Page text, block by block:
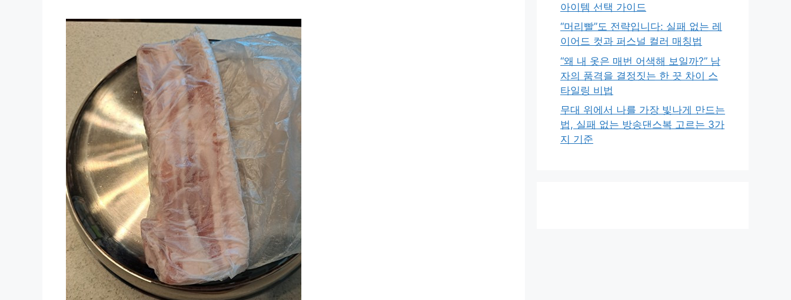
아이템 선택 가이드
“머리빨”도 전략입니다: 실패 없는 레
이어드 컷과 퍼스널 컬러 매칭법
“왜 내 옷은 매번 어색해 보일까?” 남
자의 품격을 결정짓는 한 끗 차이 스
타일링 비법
무대 위에서 나를 가장 빛나게 만드는
법, 실패 없는 방송댄스복 고르는 3가
지 기준